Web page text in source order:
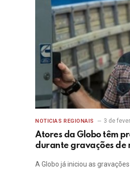
NOTICIAS REGIONAIS 3 de
Atores da Globo têm
durante gravações de
A Globo já iniciou as